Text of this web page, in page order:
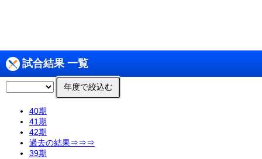
試合結果 一覧
年度で絞込む
40期
41期
42期
過去の結果⇒⇒⇒
39期